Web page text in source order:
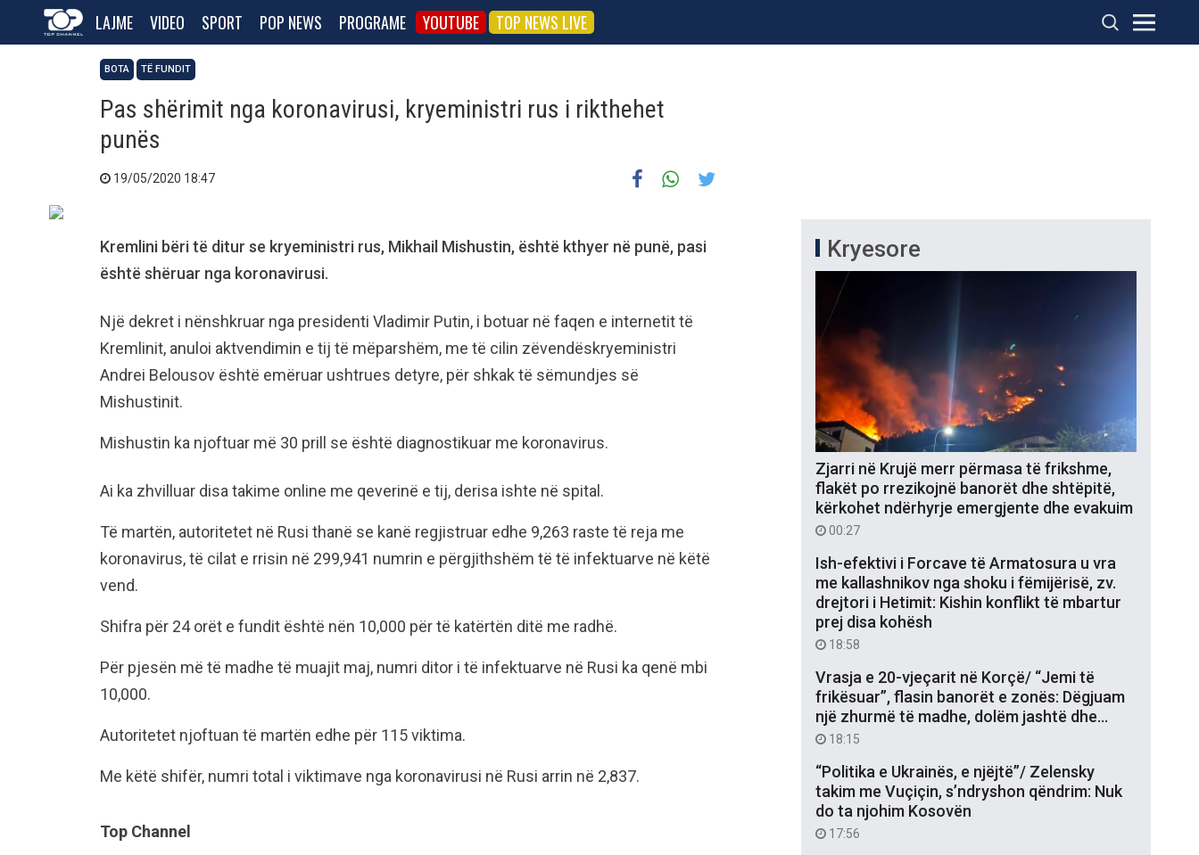
LAJME VIDEO SPORT POP NEWS PROGRAME YOUTUBE TOP NEWS LIVE
BOTA TË FUNDIT
Pas shërimit nga koronavirusi, kryeministri rus i rikthehet
punës
19/05/2020 18:47
Kremlini bëri të ditur se kryeministri rus, Mikhail Mishustin, është kthyer në punë, pasi
është shëruar nga koronavirusi.
Një dekret i nënshkruar nga presidenti Vladimir Putin, i botuar në faqen e internetit të
Kremlinit, anuloi aktvendimin e tij të mëparshëm, me të cilin zëvendëskryeministri
Andrei Belousov është emëruar ushtrues detyre, për shkak të sëmundjes së
Mishustinit.
Mishustin ka njoftuar më 30 prill se është diagnostikuar me koronavirus.
Ai ka zhvilluar disa takime online me qeverinë e tij, derisa ishte në spital.
Të martën, autoritetet në Rusi thanë se kanë regjistruar edhe 9,263 raste të reja me
koronavirus, të cilat e rrisin në 299,941 numrin e përgjithshëm të të infektuarve në këtë
vend.
Shifra për 24 orët e fundit është nën 10,000 për të katërtën ditë me radhë.
Për pjesën më të madhe të muajit maj, numri ditor i të infektuarve në Rusi ka qenë mbi
10,000.
Autoritetet njoftuan të martën edhe për 115 viktima.
Me këtë shifër, numri total i viktimave nga koronavirusi në Rusi arrin në 2,837.
Top Channel
Kryesore
Zjarri në Krujë merr përmasa të frikshme,
flakët po rrezikojnë banorët dhe shtëpitë,
kërkohet ndërhyrje emergjente dhe evakuim
00:27
Ish-efektivi i Forcave të Armatosura u vra
me kallashnikov nga shoku i fëmijërisë, zv.
drejtori i Hetimit: Kishin konflikt të mbartur
prej disa kohësh
18:58
Vrasja e 20-vjeçarit në Korçë/ “Jemi të
frikësuar”, flasin banorët e zonës: Dëgjuam
një zhurmë të madhe, dolëm jashtë dhe…
18:15
“Politika e Ukrainës, e njëjtë”/ Zelensky
takim me Vuçiçin, s’ndryshon qëndrim: Nuk
do ta njohim Kosovën
17:56